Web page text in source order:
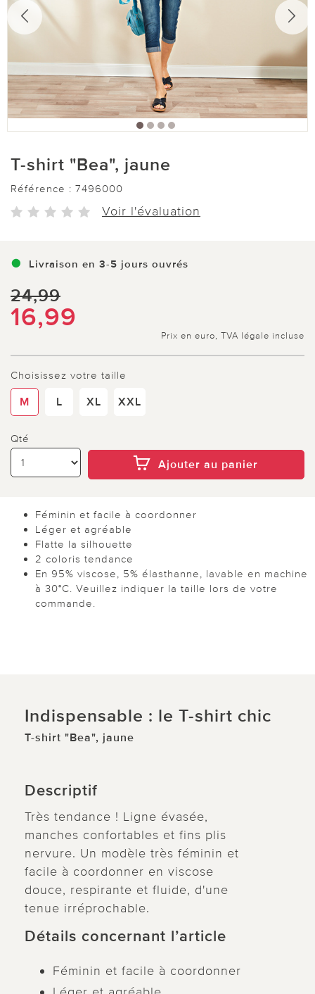
T-shirt "Bea", jaune
Référence : 7496000
Voir l'évaluation
Livraison en 3-5 jours ouvrés
24,99
16,99
Prix en euro, TVA légale incluse
Choisissez votre taille
M L XL XXL
Qté
Ajouter au panier
Féminin et facile à coordonner
Léger et agréable
Flatte la silhouette
2 coloris tendance
En 95% viscose, 5% élasthanne, lavable en machine
à 30°C. Veuillez indiquer la taille lors de votre
commande.
Indispensable : le T-shirt chic
T-shirt "Bea", jaune
Descriptif
Très tendance ! Ligne évasée,
manches confortables et fins plis
nervure. Un modèle très féminin et
facile à coordonner en viscose
douce, respirante et fluide, d'une
tenue irréprochable.
Détails concernant l’article
Féminin et facile à coordonner